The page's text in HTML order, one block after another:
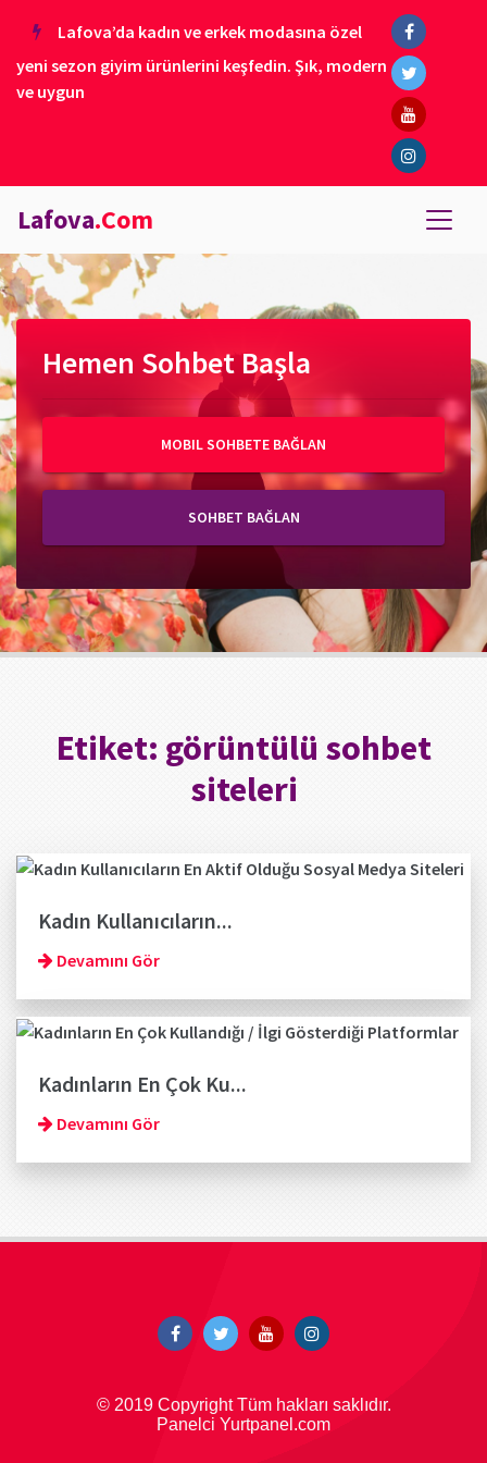
Lafova’da kadın ve erkek modasına özel
yeni sezon giyim ürünlerini keşfedin. Şık, modern
ve uygun
Lafova.Com
Hemen Sohbet Başla
MOBIL SOHBETE BAĞLAN
SOHBET BAĞLAN
Etiket: görüntülü sohbet
siteleri
Kadın Kullanıcıların...
Devamını Gör
Kadınların En Çok Ku...
Devamını Gör
© 2019 Copyright Tüm hakları saklıdır.
Panelci Yurtpanel.com